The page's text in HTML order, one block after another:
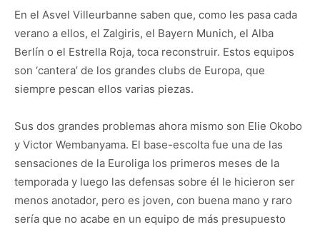
En el Asvel Villeurbanne saben que, como les pasa cada
verano a ellos, el Zalgiris, el Bayern Munich, el Alba
Berlín o el Estrella Roja, toca reconstruir. Estos equipos
son ‘cantera’ de los grandes clubs de Europa, que
siempre pescan ellos varias piezas.
Sus dos grandes problemas ahora mismo son Elie Okobo
y Victor Wembanyama. El base-escolta fue una de las
sensaciones de la Euroliga los primeros meses de la
temporada y luego las defensas sobre él le hicieron ser
menos anotador, pero es joven, con buena mano y raro
sería que no acabe en un equipo de más presupuesto